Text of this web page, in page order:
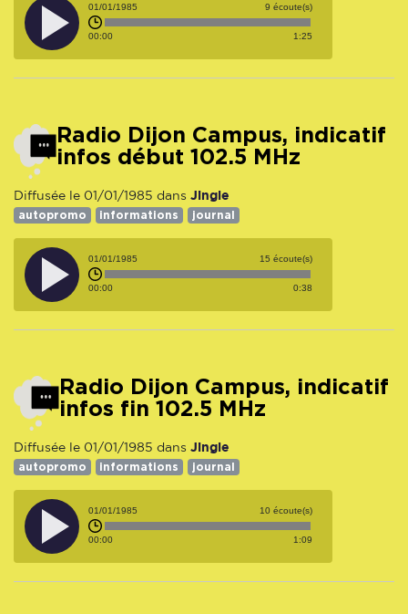
01/01/1985 9 écoute(s)
00:00 1:25
Radio Dijon Campus, indicatif
infos début 102.5 MHz
Diffusée le 01/01/1985 dans Jingle
autopromo informations journal
01/01/1985 15 écoute(s)
00:00 0:38
Radio Dijon Campus, indicatif
infos fin 102.5 MHz
Diffusée le 01/01/1985 dans Jingle
autopromo informations journal
01/01/1985 10 écoute(s)
00:00 1:09